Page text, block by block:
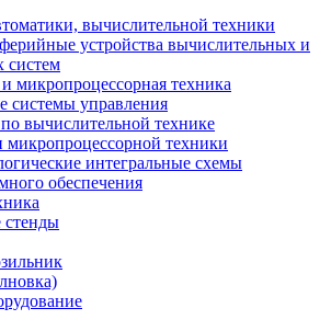
вычислительной техники
устройства вычислительных и
систем
микропроцессорная техника
системы управления
вычислительной технике
техники
интегральные схемы
обеспечения
стенды